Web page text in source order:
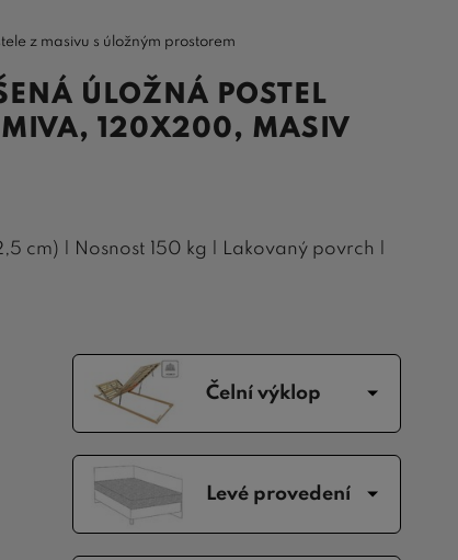
z masivu s úložným prostorem
ÚLOŽNÁ POSTEL
120X200, MASIV
cm) | Nosnost 150 kg | Lakovaný povrch |
Čelní výklop
Levé provedení